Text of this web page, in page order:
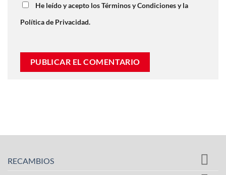
He leído y acepto los Términos y Condiciones y la
Política de Privacidad.
RECAMBIOS